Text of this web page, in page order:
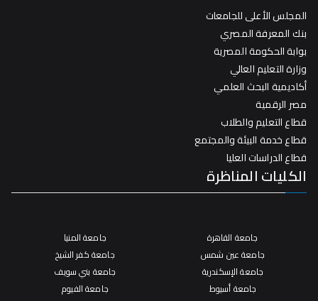
المجلس الأعلى للجامعات
بنك المعرفة المصري
بوابة الحكومة المصرية
وزارة التعليم العالي
أكاديمية البحث العلمي
مصر الرقمية
قطاع التعليم والطلاب
قطاع خدمة البيئة والمجتمع
قطاع الدراسات العليا
الكليات المناظرة
جامعة القاهرة
جامعة عين شمس
جامعة الإسكندرية
جامعة أسيوط
جامعة المنيا
جامعة كفر الشيخ
جامعة بني سويف
جامعة الفيوم